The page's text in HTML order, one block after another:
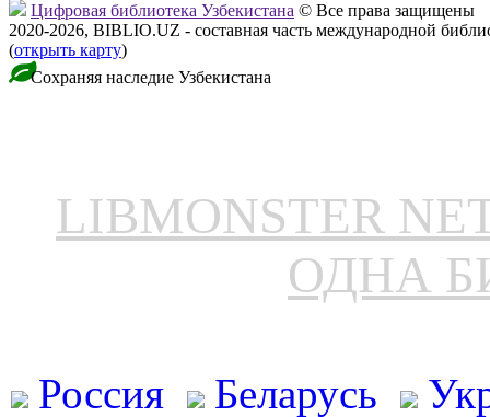
Цифровая библиотека Узбекистана © Все права защищены
2020-2026, BIBLIO.UZ - составная часть международной
(открыть карту)
Сохраняя наследие Узбекистана
LIBMONSTER
ОДНА
Россия Беларусь